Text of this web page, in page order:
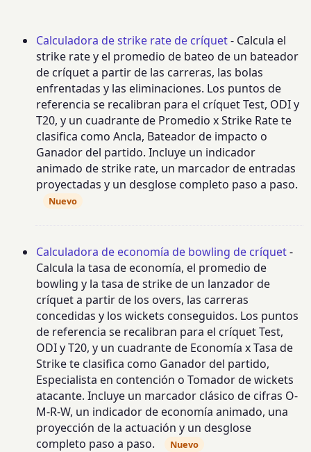
Calculadora de strike rate de críquet- Calcula el
strike rate y el promedio de bateo de un bateador
de críquet a partir de las carreras, las bolas
enfrentadas y las eliminaciones. Los puntos de
referencia se recalibran para el críquet Test, ODI y
T20, y un cuadrante de Promedio x Strike Rate te
clasifica como Ancla, Bateador de impacto o
Ganador del partido. Incluye un indicador
animado de strike rate, un marcador de entradas
proyectadas y un desglose completo paso a paso.
Nuevo
Calculadora de economía de bowling de críquet-
Calcula la tasa de economía, el promedio de
bowling y la tasa de strike de un lanzador de
críquet a partir de los overs, las carreras
concedidas y los wickets conseguidos. Los puntos
de referencia se recalibran para el críquet Test,
ODI y T20, y un cuadrante de Economía x Tasa de
Strike te clasifica como Ganador del partido,
Especialista en contención o Tomador de wickets
atacante. Incluye un marcador clásico de cifras O-
M-R-W, un indicador de economía animado, una
proyección de la actuación y un desglose
completo paso a paso.
Nuevo